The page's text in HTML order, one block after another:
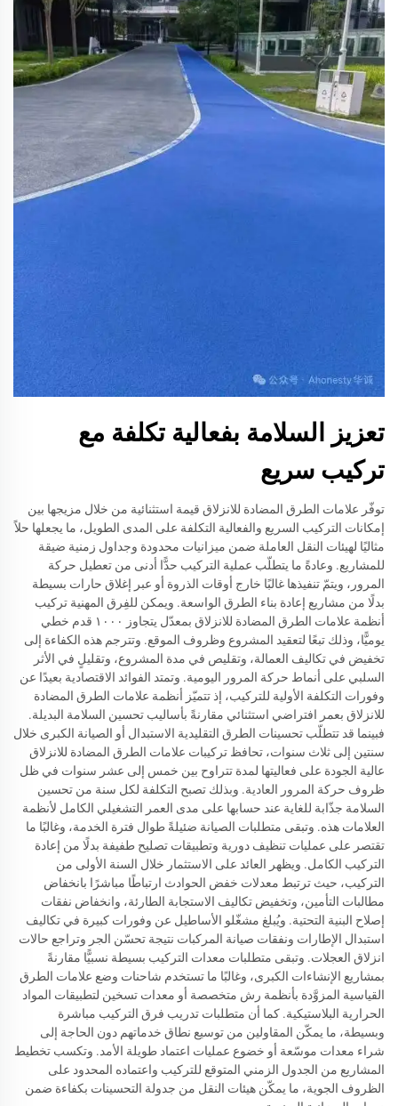
تعزيز السلامة بفعالية تكلفة مع
تركيب سريع
توفّر علامات الطرق المضادة للانزلاق قيمة استثنائية من خلال مزيجها بين
إمكانات التركيب السريع والفعالية التكلفة على المدى الطويل، ما يجعلها حلاً
مثاليًا لهيئات النقل العاملة ضمن ميزانيات محدودة وجداول زمنية ضيقة
للمشاريع. وعادةً ما يتطلّب عملية التركيب حدًّا أدنى من تعطيل حركة
المرور، ويتمّ تنفيذها غالبًا خارج أوقات الذروة أو عبر إغلاق حارات بسيطة
بدلًا من مشاريع إعادة بناء الطرق الواسعة. ويمكن للفِرق المهنية تركيب
أنظمة علامات الطرق المضادة للانزلاق بمعدّل يتجاوز ١٠٠٠ قدم خطي
يوميًّا، وذلك تبعًا لتعقيد المشروع وظروف الموقع. وتترجم هذه الكفاءة إلى
تخفيض في تكاليف العمالة، وتقليص في مدة المشروع، وتقليلٍ في الأثر
السلبي على أنماط حركة المرور اليومية. وتمتد الفوائد الاقتصادية بعيدًا عن
وفورات التكلفة الأولية للتركيب، إذ تتميّز أنظمة علامات الطرق المضادة
للانزلاق بعمر افتراضي استثنائي مقارنةً بأساليب تحسين السلامة البديلة.
فبينما قد تتطلّب تحسينات الطرق التقليدية الاستبدال أو الصيانة الكبرى خلال
سنتين إلى ثلاث سنوات، تحافظ تركيبات علامات الطرق المضادة للانزلاق
عالية الجودة على فعاليتها لمدة تتراوح بين خمس إلى عشر سنوات في ظل
ظروف حركة المرور العادية. وبذلك تصبح التكلفة لكل سنة من تحسين
السلامة جذّابة للغاية عند حسابها على مدى العمر التشغيلي الكامل لأنظمة
العلامات هذه. وتبقى متطلبات الصيانة ضئيلةً طوال فترة الخدمة، وغالبًا ما
تقتصر على عمليات تنظيف دورية وتطبيقات تصليح طفيفة بدلًا من إعادة
التركيب الكامل. ويظهر العائد على الاستثمار خلال السنة الأولى من
التركيب، حيث ترتبط معدلات خفض الحوادث ارتباطًا مباشرًا بانخفاض
مطالبات التأمين، وتخفيض تكاليف الاستجابة الطارئة، وانخفاض نفقات
إصلاح البنية التحتية. ويُبلغ مشغّلو الأساطيل عن وفورات كبيرة في تكاليف
استبدال الإطارات ونفقات صيانة المركبات نتيجة تحسّن الجر وتراجع حالات
انزلاق العجلات. وتبقى متطلبات معدات التركيب بسيطة نسبيًّا مقارنةً
بمشاريع الإنشاءات الكبرى، وغالبًا ما تستخدم شاحنات وضع علامات الطرق
القياسية المزوَّدة بأنظمة رش متخصصة أو معدات تسخين لتطبيقات المواد
الحرارية البلاستيكية. كما أن متطلبات تدريب فرق التركيب مباشرة
وبسيطة، ما يمكّن المقاولين من توسيع نطاق خدماتهم دون الحاجة إلى
شراء معدات موسّعة أو خضوع عمليات اعتماد طويلة الأمد. وتكسب تخطيط
المشاريع من الجدول الزمني المتوقع للتركيب واعتماده المحدود على
الظروف الجوية، ما يمكّن هيئات النقل من جدولة التحسينات بكفاءة ضمن